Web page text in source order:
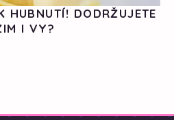
HUBNUTÍ! DODRŽUJETE
I VY?